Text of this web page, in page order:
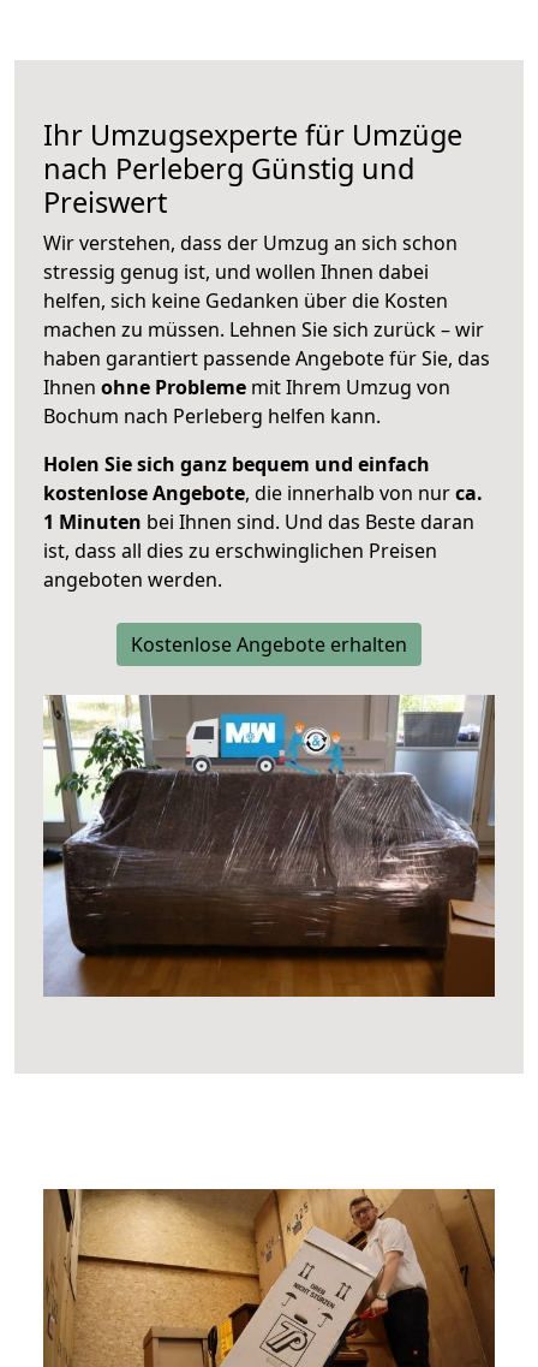
Ihr Umzugsexperte für Umzüge
nach Perleberg Günstig und
Preiswert
Wir verstehen, dass der Umzug an sich schon
stressig genug ist, und wollen Ihnen dabei
helfen, sich keine Gedanken über die Kosten
machen zu müssen. Lehnen Sie sich zurück – wir
haben garantiert passende Angebote für Sie, das
Ihnen ohne Probleme mit Ihrem Umzug von
Bochum nach Perleberg helfen kann.
Holen Sie sich ganz bequem und einfach
kostenlose Angebote, die innerhalb von nurca.
1 Minuten bei Ihnen sind. Und das Beste daran
ist, dass all dies zu erschwinglichen Preisen
angeboten werden.
Kostenlose Angebote erhalten